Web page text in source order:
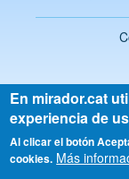
En mirador.cat
experiencia de
Al clicar el botón
cookies. Más